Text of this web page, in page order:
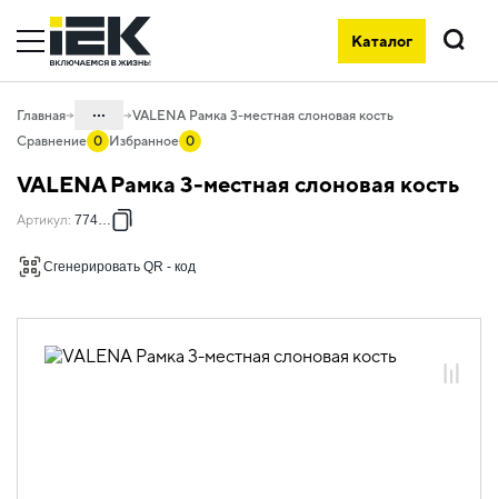
Каталог
Поиск
Главная ...
удлинители и силовые разъемы
06.01 Электроустановочные изделия
изделия скрытого монтажа VALENA
06.01.14.08 Рамки пластиковые
VALENA Рамка 3-местная слоновая кость
Сравнение 0 Избранное 0
VALENA Рамка 3-местная слоновая кость
Артикул: 774353
Сгенерировать QR - код